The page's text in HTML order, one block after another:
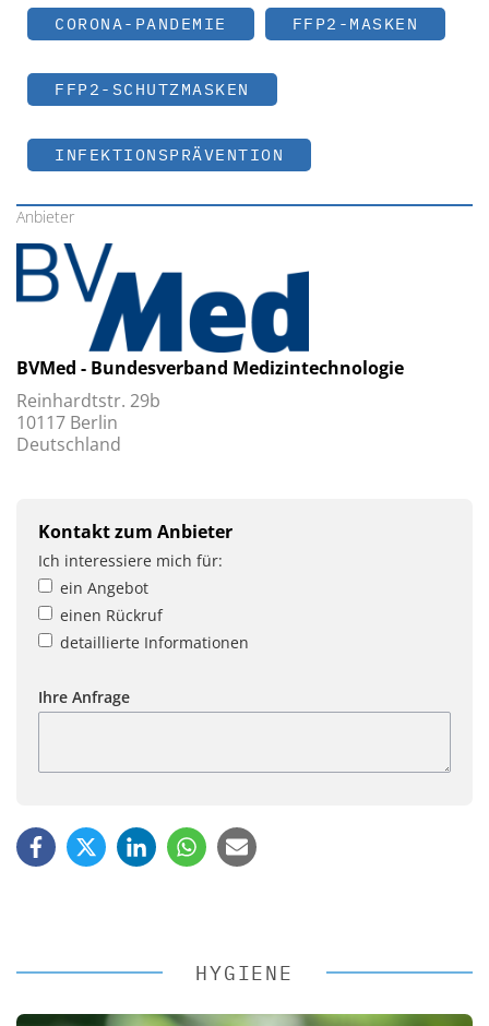
CORONA-PANDEMIE FFP2-MASKEN
FFP2-SCHUTZMASKEN
INFEKTIONSPRÄVENTION
Anbieter
BVMed - Bundesverband Medizintechnologie
Reinhardtstr. 29b
10117 Berlin
Deutschland
Kontakt zum Anbieter
Ich interessiere mich für:
ein Angebot
einen Rückruf
detaillierte Informationen
Ihre Anfrage
HYGIENE